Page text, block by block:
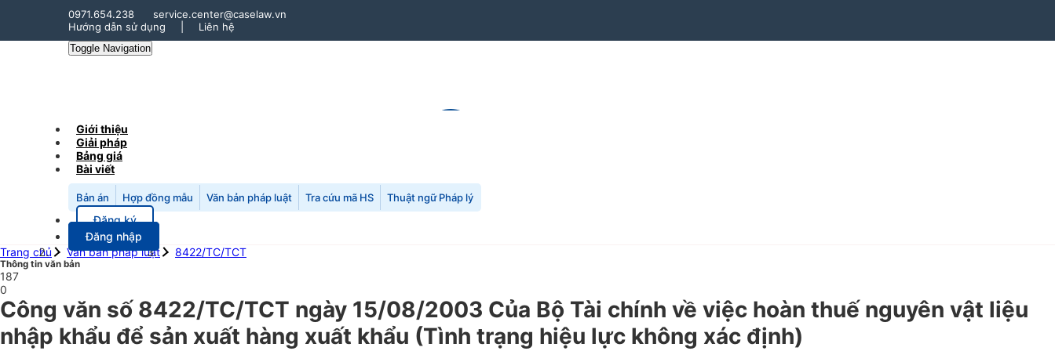
0971.654.238
service.center@caselaw.vn
Hướng dẫn sử dụng
Liên hệ
Toggle Navigation
Giới thiệu
Giải pháp
Bảng giá
Bài viết
Bản án Hợp đồng mẫu Văn bản pháp luật Tra cứu mã HS Thuật ngữ Pháp lý
Đăng ký
Đăng nhập
Trang chủ
Văn bản pháp luật 8422/TC/TCT
Thông tin văn bản
187
0
Công văn số 8422/TC/TCT ngày 15/08/2003 Của Bộ Tài chính về việc hoàn thuế nguyên vật liệu
nhập khẩu để sản xuất hàng xuất khẩu (Tình trạng hiệu lực không xác định)